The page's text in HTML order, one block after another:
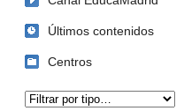
Últimos contenidos
Centros